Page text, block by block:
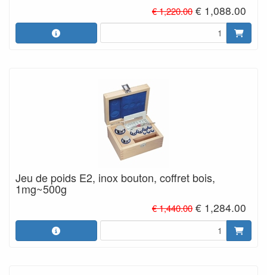
€ 1,220.00 € 1,088.00
Jeu de poids E2, inox bouton, coffret bois,
1mg~500g
€ 1,440.00 € 1,284.00